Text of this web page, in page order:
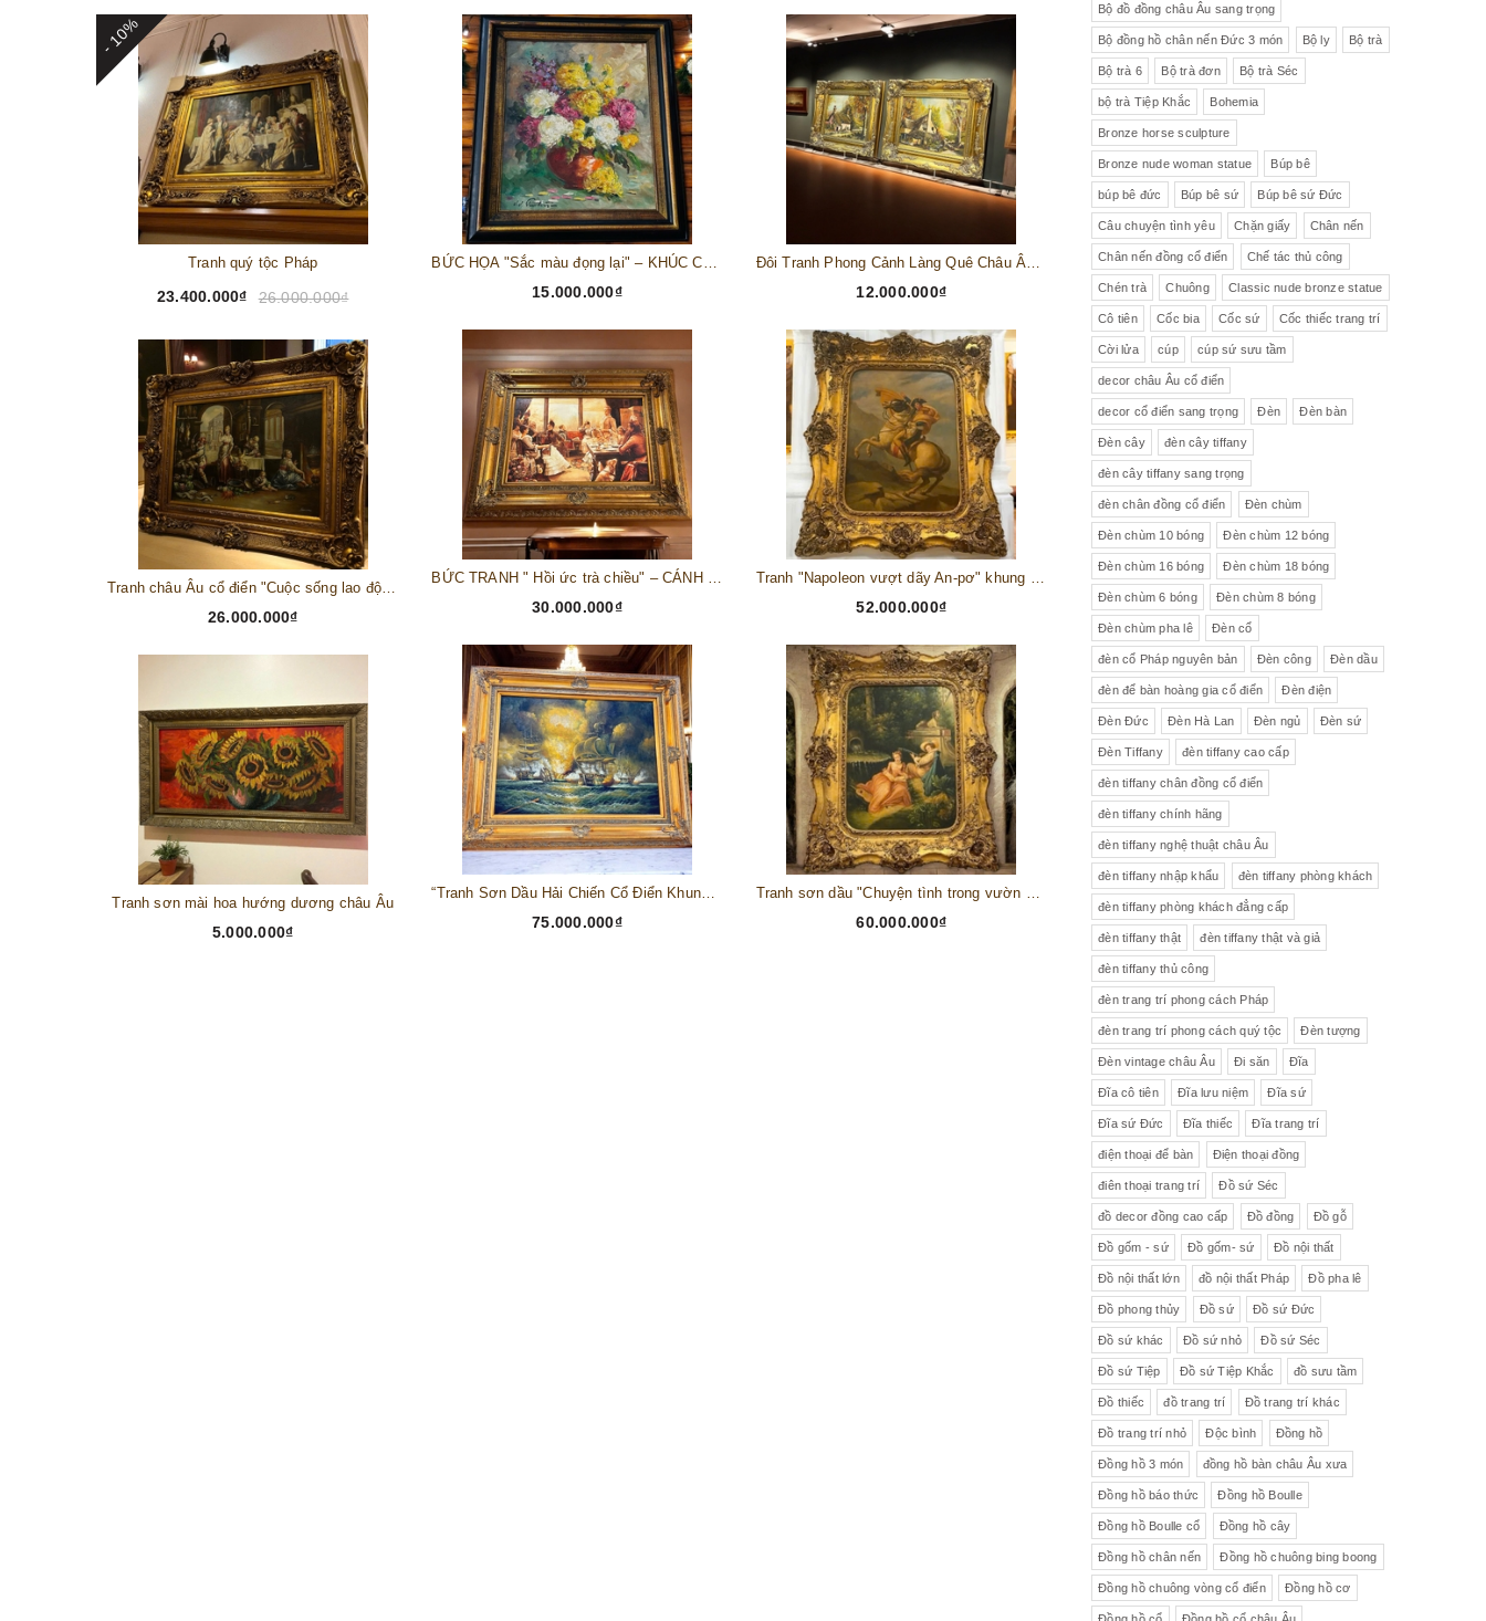
- 10%
Tranh quý tộc Pháp
23.400.000₫ 26.000.000₫
26.000.000₫
Tranh sơn mài hoa hướng dương châu Âu
5.000.000₫
15.000.000₫
30.000.000₫
75.000.000₫
12.000.000₫
52.000.000₫
60.000.000₫
Bộ đồ đồng châu Âu sang trọng
Bộ đồng hồ chân nến Đức 3 món Bộ ly Bộ trà
Bộ trà 6 Bộ trà đơn Bộ trà Séc
bộ trà Tiệp Khắc Bohemia
Bronze horse sculpture
Bronze nude woman statue Búp bê
búp bê đức Búp bê sứ Búp bê sứ Đức
Câu chuyện tình yêu Chặn giấy Chân nến
Chân nến đồng cổ điển Chế tác thủ công
Chén trà Chuông Classic nude bronze statue
Cô tiên Cốc bia Cốc sứ Cốc thiếc trang trí
Cời lửa cúp cúp sứ sưu tầm
decor châu Âu cổ điển
decor cổ điển sang trọng Đèn Đèn bàn
Đèn cây đèn cây tiffany
đèn cây tiffany sang trọng
đèn chân đồng cổ điển Đèn chùm
Đèn chùm 10 bóng Đèn chùm 12 bóng
Đèn chùm 16 bóng Đèn chùm 18 bóng
Đèn chùm 6 bóng Đèn chùm 8 bóng
Đèn chùm pha lê Đèn cổ
đèn cổ Pháp nguyên bản Đèn công Đèn dầu
đèn để bàn hoàng gia cổ điển Đèn điện
Đèn Đức Đèn Hà Lan Đèn ngủ Đèn sứ
Đèn Tiffany đèn tiffany cao cấp
đèn tiffany chân đồng cổ điển
đèn tiffany chính hãng
đèn tiffany nghệ thuật châu Âu
đèn tiffany nhập khẩu đèn tiffany phòng khách
đèn tiffany phòng khách đẳng cấp
đèn tiffany thật đèn tiffany thật và giả
đèn tiffany thủ công
đèn trang trí phong cách Pháp
đèn trang trí phong cách quý tộc Đèn tượng
Đèn vintage châu Âu Đi săn Đĩa
Đĩa cô tiên Đĩa lưu niệm Đĩa sứ
Đĩa sứ Đức Đĩa thiếc Đĩa trang trí
điện thoại để bàn Điện thoại đồng
điên thoại trang trí Đồ sứ Séc
đồ decor đồng cao cấp Đồ đồng Đồ gỗ
Đồ gốm - sứ Đồ gốm- sứ Đồ nội thất
Đồ nội thất lớn đồ nội thất Pháp Đồ pha lê
Đồ phong thủy Đồ sứ Đồ sứ Đức
Đồ sứ khác Đồ sứ nhỏ Đồ sứ Séc
Đồ sứ Tiệp Đồ sứ Tiệp Khắc đồ sưu tầm
Đồ thiếc đồ trang trí Đồ trang trí khác
Đồ trang trí nhỏ Độc bình Đồng hồ
Đồng hồ 3 món đồng hồ bàn châu Âu xưa
Đồng hồ báo thức Đồng hồ Boulle
Đồng hồ Boulle cổ Đồng hồ cây
Đồng hồ chân nến Đồng hồ chuông bing boong
Đồng hồ chuông vòng cổ điển Đồng hồ cơ